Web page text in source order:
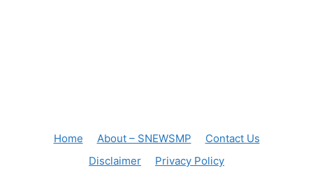
Home About – SNEWSMP
Contact Us
Disclaimer
Privacy Policy